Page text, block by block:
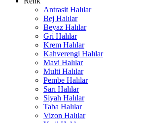
Antrasit Halılar
Bej Halılar
Beyaz Halılar
Gri Halılar
Krem Halılar
Kahverengi Halılar
Mavi Halılar
Multi Halılar
Pembe Halılar
Sarı Halılar
Siyah Halılar
Taba Halılar
Vizon Halılar